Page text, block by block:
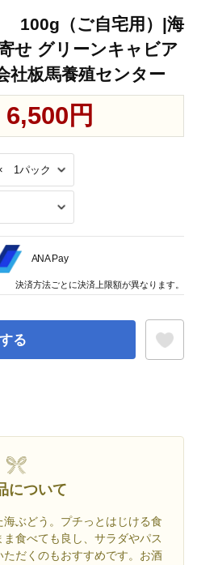
100g（ご自宅用）|海
せ グリーンキャビア
社板馬養殖センター
6,500円
る
について
ぶどう。プチっとはじける食
食べても良し、サラダやパス
だくのもおすすめです。お酒
ANA Pay
決済方法ごとに決済上限額が異なります。